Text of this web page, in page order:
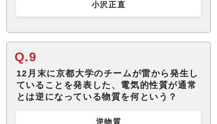
小沢正直
Q.9
12月末に京都大学のチームが雷から発生し
ていることを発表した、電気的性質が通常
とは逆になっている物質を何という？
逆物質